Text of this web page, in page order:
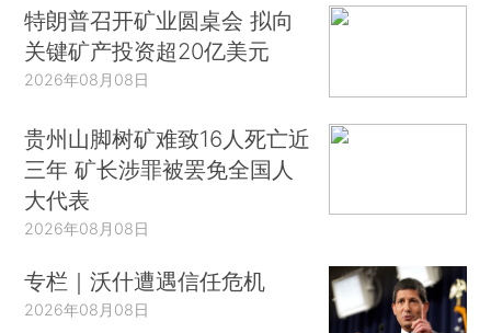
特朗普召开矿业圆桌会 拟向
关键矿产投资超20亿美元
2026年08月08日
贵州山脚树矿难致16人死亡近
三年 矿长涉罪被罢免全国人
大代表
2026年08月08日
专栏｜沃什遭遇信任危机
2026年08月08日